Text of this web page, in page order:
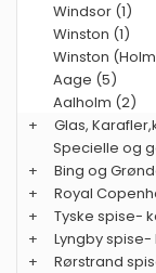
Windsor (1)
Winston (1)
Winston
Aage (5)
Aalholm (2)
+
Glas,
Specielle og
+
Bing og
+
Royal
+
Tyske spise-
+
Lyngby
+
Rørstrand